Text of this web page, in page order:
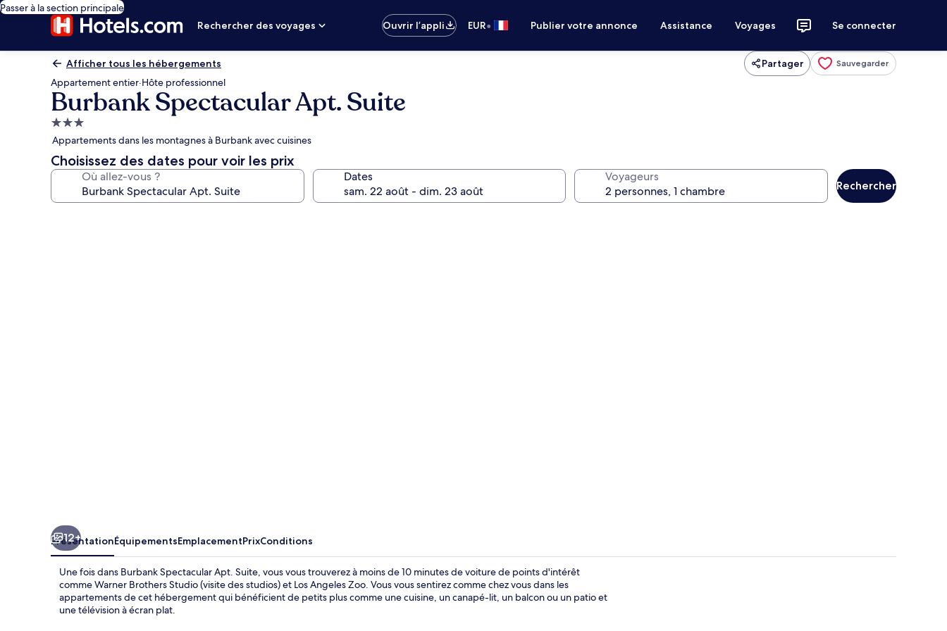
Passer à la section principale
Rechercher des voyages
Ouvrir l’appli EUR• Publier votre annonce Assistance Voyages Se connecter
Afficher tous les hébergements Partager Sauvegarder
Appartement entier·Hôte professionnel
Burbank Spectacular Apt. Suite
Hébergement
3.0 étoiles
Appartements dans les montagnes à Burbank avec cuisines
Choisissez des dates pour voir les prix
Où allez-vous ? Dates Voyageurs
Rechercher
12+
PrésentationÉquipementsEmplacementPrixConditions
Une fois dans Burbank Spectacular Apt. Suite, vous vous trouverez à moins de 10 minutes de voiture de points d'intérêt
comme Warner Brothers Studio (visite des studios) et Los Angeles Zoo. Vous vous sentirez comme chez vous dans les
appartements de cet hébergement qui bénéficient de petits plus comme une cuisine, un canapé-lit, un balcon ou un patio et
une télévision à écran plat.